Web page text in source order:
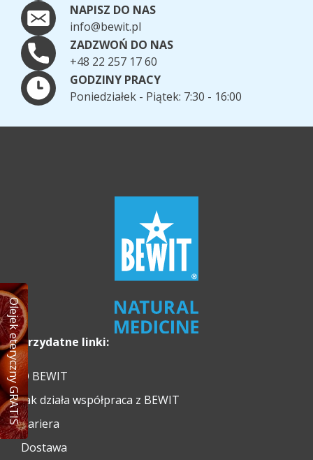
Olejek eteryczny GRATIS
NAPISZ DO NAS
info@bewit.pl
ZADZWOŃ DO NAS
+48 22 257 17 60
GODZINY PRACY
Poniedziałek - Piątek: 7:30 - 16:00
Przydatne linki:
O BEWIT
Jak działa współpraca z BEWIT
Kariera
Dostawa